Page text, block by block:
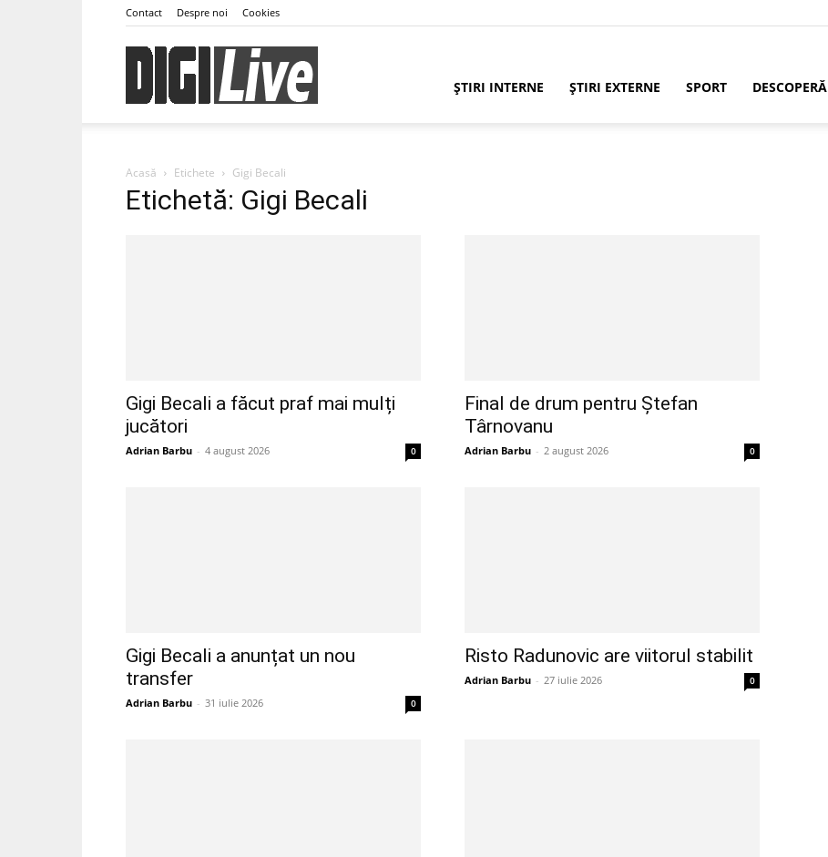
Contact Despre noi Cookies
ȘTIRI INTERNE ȘTIRI EXTERNE SPORT DESCOPERĂ
Acasă Etichete Gigi Becali
Etichetă: Gigi Becali
Gigi Becali a făcut praf mai mulți
jucători
Adrian Barbu - 4 august 2026 0
Final de drum pentru Ștefan
Târnovanu
Adrian Barbu - 2 august 2026 0
Gigi Becali a anunțat un nou
transfer
Adrian Barbu - 31 iulie 2026 0
Risto Radunovic are viitorul stabilit
Adrian Barbu - 27 iulie 2026 0